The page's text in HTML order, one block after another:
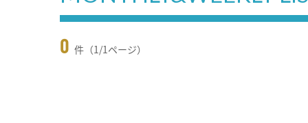
0 件（1/1ページ）